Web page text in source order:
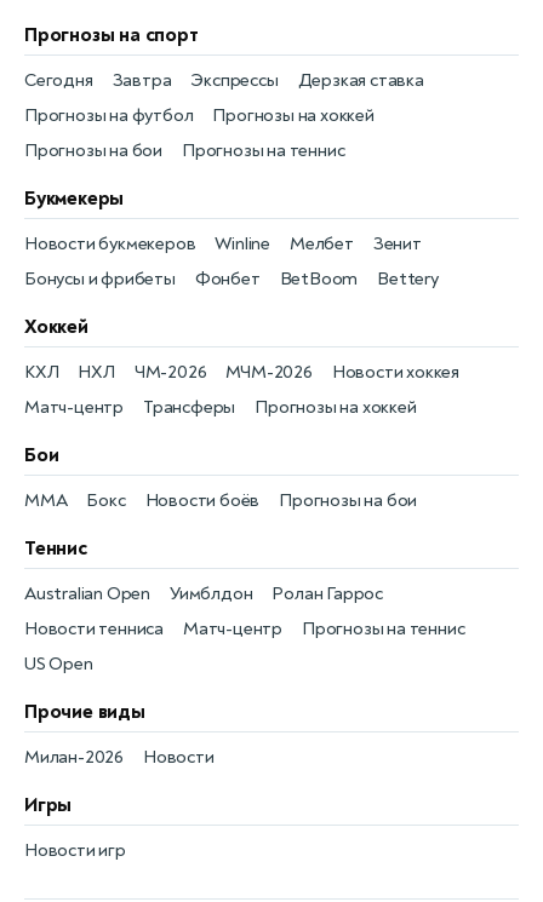
Прогнозы на спорт
Прогнозы на футбол
Сегодня
Прогнозы на хоккей
Завтра
Прогнозы на бои
Экспрессы
Прогнозы на теннис
Дерзкая ставка
Букмекеры
Бонусы и фрибеты
Новости букмекеров
Фонбет
Winline
BetBoom
Мелбет
Bettery
Зенит
Хоккей
Новости хоккея
КХЛ
Матч-центр
НХЛ
Трансферы
ЧМ-2026
Прогнозы на хоккей
МЧМ-2026
Бои
Новости боёв
MMA Прогнозы на бои
Бокс
Теннис
Новости тенниса
Australian Open
Матч-центр
Уимблдон
Прогнозы на теннис
Ролан Гаррос
US Open
Прочие виды
Новости
Милан-2026
Игры
Новости игр